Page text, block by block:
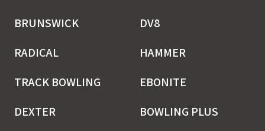
BRUNSWICK
DV8
RADICAL
HAMMER
TRACK BOWLING
EBONITE
DEXTER
BOWLING PLUS